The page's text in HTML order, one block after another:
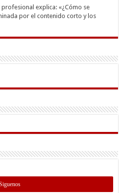
explica: «¿Cómo se
por el contenido corto y los